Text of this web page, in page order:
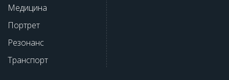
Медицина
Портрет
Резонанс
Транспорт